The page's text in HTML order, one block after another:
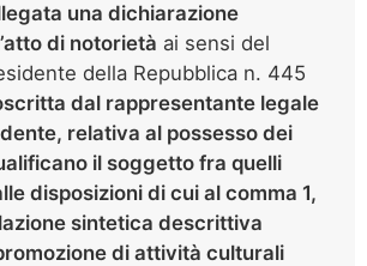
una dichiarazione
di notorietà ai sensi del
della Repubblica n. 445
dal rappresentante legale
relativa al possesso dei
il soggetto fra quelli
disposizioni di cui al comma 1,
sintetica descrittiva
di attività culturali